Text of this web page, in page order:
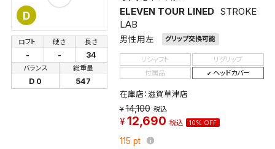
D ELEVEN TOUR LINED STROKE
LAB
男性用左 グリップ交換可能
ロフト
-
硬さ
-
長さ
34
バランス
D 0
総重量
547
リシャフト
リグリップ
付属品
ヘッドカバー
在庫店：滋賀草津店
14,100 税込
12,690 税込 10% OFF
115 pt
件一覧」から画面を表示し、条件を変更の上、保存し直
保存する